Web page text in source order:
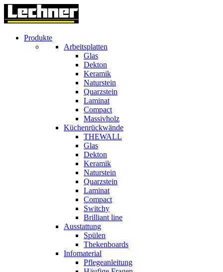
Produkte
Arbeitsplatten
Glas
Dekton
Keramik
Naturstein
Quarzstein
Laminat
Compact
Massivholz
Küchenrückwände
THEWALL
Glas
Dekton
Keramik
Naturstein
Quarzstein
Laminat
Compact
Switchy
Brilliant line
Ausstattung
Spülen
Thekenboards
Infomaterial
Pflegeanleitung